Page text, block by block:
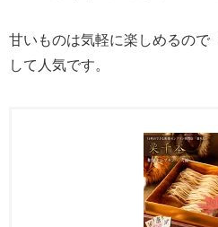
甘いものは気軽に楽しめるので
して人気です。